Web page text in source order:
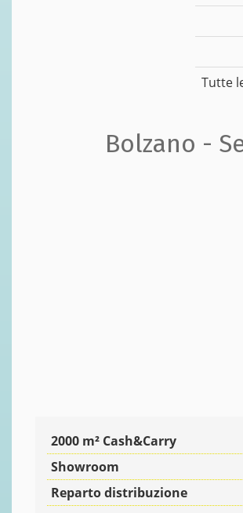
Tutte
Bolzano -
2000 m² Cash&Carry
Showroom
Reparto distribuzione